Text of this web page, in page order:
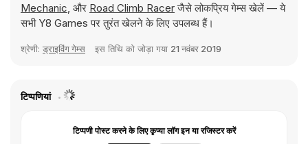
Mechanic, और Road Climb Racerजैसे लोकप्रिय गेम्स खेलें — ये
सभी Y8 Games पर तुरंत खेलने के लिए उपलब्ध हैं।
श्रेणी: ड्राइविंग गेम्स इस तिथि को जोड़ा गया 21 नवंबर 2019
टिप्पणियां
टिप्पणी पोस्ट करने के लिए कृप्या लॉग इन या रजिस्टर करें